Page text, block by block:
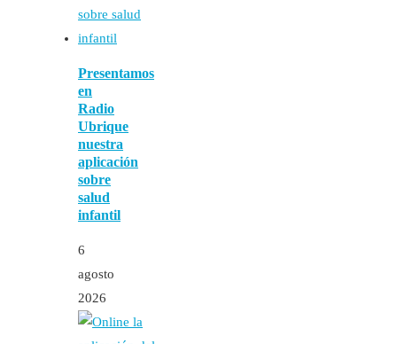
Presentamos
en
Radio
Ubrique
nuestra
aplicación
sobre
salud
infantil
6
agosto
2026